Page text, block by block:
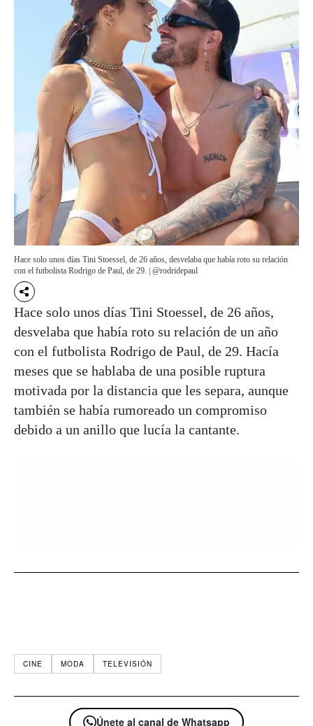
Hace solo unos días Tini Stoessel, de 26 años, desvelaba que había roto su relación
con el futbolista Rodrigo de Paul, de 29. | @rodridepaul
Hace solo unos días Tini Stoessel, de 26 años,
desvelaba que había roto su relación de un año
con el futbolista Rodrigo de Paul, de 29. Hacía
meses que se hablaba de una posible ruptura
motivada por la distancia que les separa, aunque
también se había rumoreado un compromiso
debido a un anillo que lucía la cantante.
CINE MODA TELEVISIÓN
Únete al canal de Whatsapp